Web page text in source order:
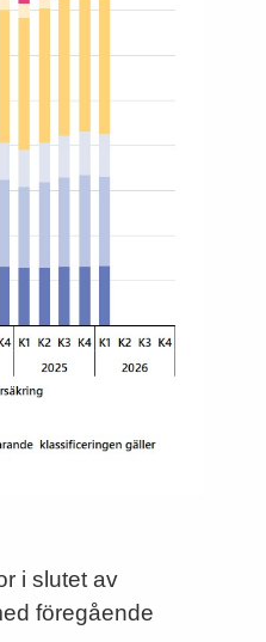
i slutet av
föregående